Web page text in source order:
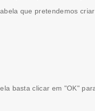
que pretendemos
basta clicar em "OK"